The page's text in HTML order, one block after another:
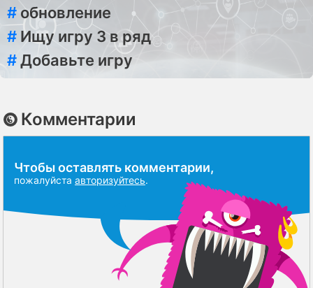
# обновление
# Ищу игру 3 в ряд
#Добавьте игру
Комментарии
Чтобы оставлять комментарии,
пожалуйста авторизуйтесь.